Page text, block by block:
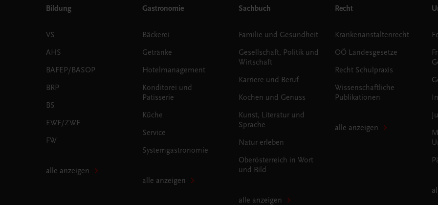
Bildung
VS
AHS
BAFEP/BASOP
BRP
BS
EWF/ZWF
FW
alle anzeigen
Gastronomie
Bäckerei
Getränke
Hotelmanagement
Konditorei und
Patisserie
Küche
Service
Systemgastronomie
alle anzeigen
Sachbuch
Familie und Gesundheit
Gesellschaft, Politik und
Wirtschaft
Karriere und Beruf
Kochen und Genuss
Kunst, Literatur und
Sprache
Natur erleben
Oberösterreich in Wort
und Bild
alle anzeigen
Recht
Krankenanstaltenrecht
OÖ Landesgesetze
Recht Schulpraxis
Wissenschaftliche
Publikationen
alle anzeigen